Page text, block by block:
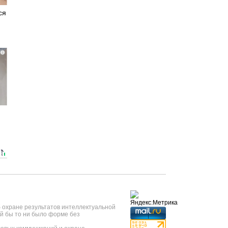
i
результатов интеллектуальной
бы то ни было форме без